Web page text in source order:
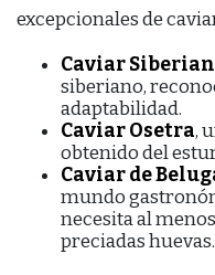
excepcionales de
Caviar Siberian
siberiano,
adaptabilidad.
Caviar Osetra,
obtenido del
Caviar de
mundo
necesita al
preciadas huevas.